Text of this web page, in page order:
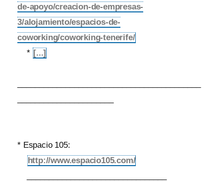
de-apoyo/creacion-de-empresas-
3/alojamiento/espacios-de-
coworking/coworking-tenerife/
*[...]
* Espacio 105:
http://www.espacio105.com/